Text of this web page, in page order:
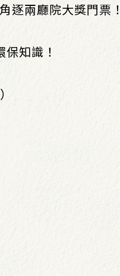
兩廳院大獎門票！
知識！